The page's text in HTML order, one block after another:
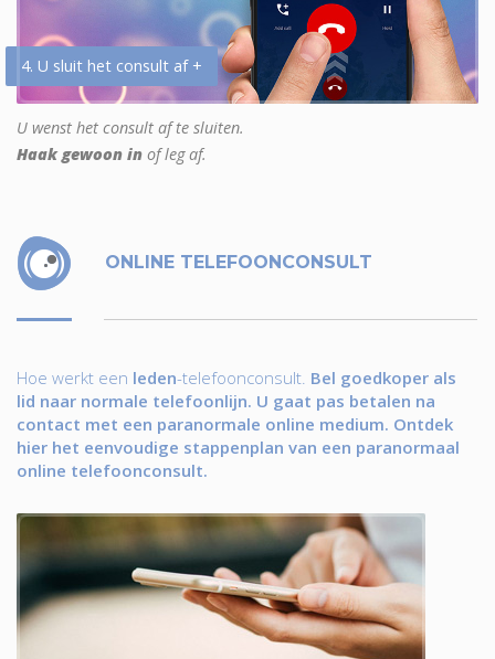
4. U sluit het consult af +
U wenst het consult af te sluiten.
Haak gewoon in of leg af.
ONLINE TELEFOONCONSULT
Hoe werkt een leden-telefoonconsult. Bel goedkoper als
lid naar normale telefoonlijn. U gaat pas betalen na
contact met een paranormale online medium. Ontdek
hier het eenvoudige stappenplan van een paranormaal
online telefoonconsult.